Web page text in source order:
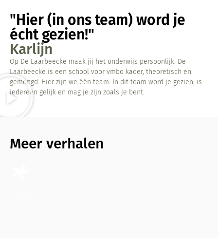
"Hier (in ons team) word je
écht gezien!"
Karlijn
Op De Laarbeecke maak jij het onderwijs persoonlijk. De
Laarbeecke is een school voor vmbo kader, theoretisch en
gemengd. Hier zijn we één team. In dit team word je gezien, is
iedereen gelijk en mag je zijn zoals je bent.
Meer verhalen